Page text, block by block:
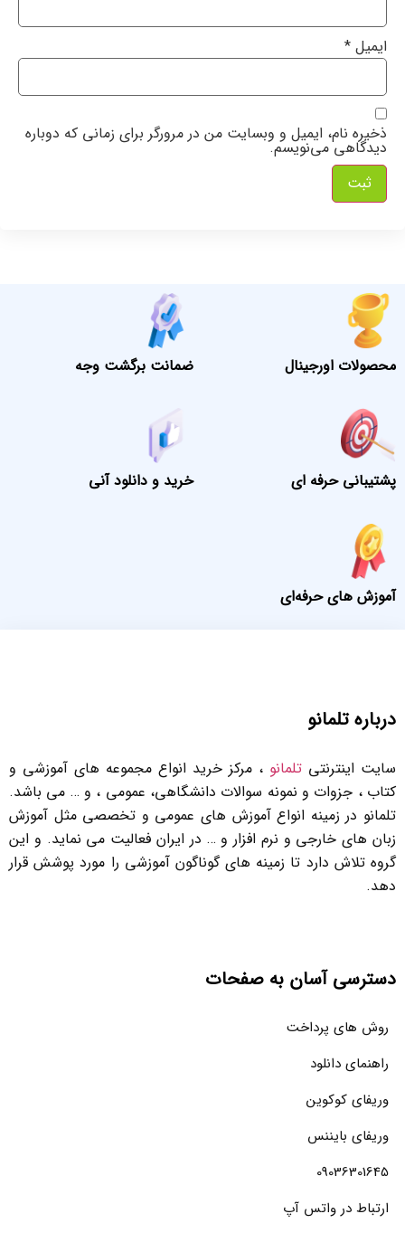
ایمیل *
ذخیره نام، ایمیل و وبسایت من در مرورگر برای زمانی که دوباره
دیدگاهی می‌نویسم.
محصولات اورجینال ضمانت برگشت وجه
پشتیبانی حرفه ای خرید و دانلود آنی
آموزش های حرفه‌ای
درباره تلمانو
سایت اینترنتی تلمانو ، مرکز خرید انواع مجموعه های آموزشی و
کتاب ، جزوات و نمونه سوالات دانشگاهی، عمومی ، و … می باشد.
تلمانو در زمینه انواع آموزش های عمومی و تخصصی مثل آموزش
زبان های خارجی و نرم افزار و … در ایران فعالیت می نماید. و این
گروه تلاش دارد تا زمینه های گوناگون آموزشی را مورد پوشش قرار
دهد.
دسترسی آسان به صفحات
روش های پرداخت
راهنمای دانلود
وریفای کوکوین
وریفای بایننس
09036301645
ارتباط در واتس آپ